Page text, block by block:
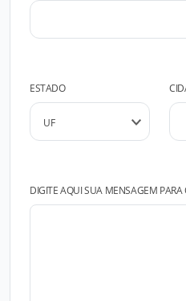
ESTADO
DIGITE AQUI SUA MENSAGEM PARA